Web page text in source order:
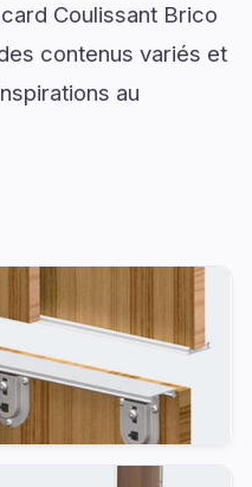
Coulissant Brico
contenus variés et
au